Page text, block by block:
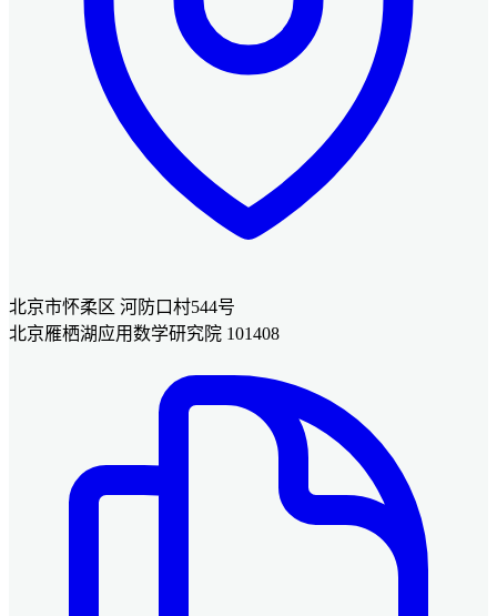
北京市怀柔区 河防口村544号
北京雁栖湖应用数学研究院 101408